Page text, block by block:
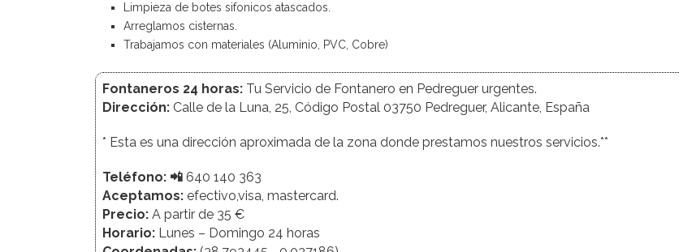
Limpieza de botes sifonicos atascados.
Arreglamos cisternas.
Trabajamos con materiales (Aluminio, PVC, Cobre)
Fontaneros 24 horas: Tu Servicio de Fontanero en Pedreguer urgentes.
Dirección: Calle de la Luna, 25, Código Postal 03750 Pedreguer, Alicante, España
* Esta es una dirección aproximada de la zona donde prestamos nuestros servicios.**
Teléfono: 📲 640 140 363
Aceptamos: efectivo,visa, mastercard.
Precio: A partir de 35 €
Horario: Lunes – Domingo 24 horas